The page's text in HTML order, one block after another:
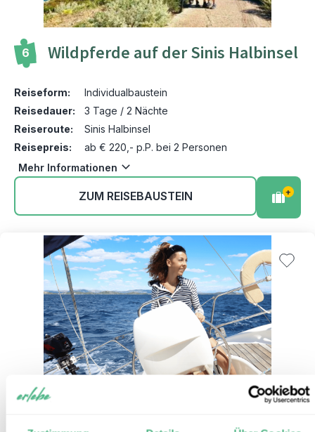
6 Wildpferde auf der Sinis Halbinsel
Reiseform:
Individualbaustein
Reisedauer:
3 Tage / 2 Nächte
Reiseroute:
Sinis Halbinsel
Reisepreis:
ab € 220,- p.P. bei 2 Personen
Mehr Informationen
ZUM REISEBAUSTEIN +
Aktiver Segeltörn zwischen